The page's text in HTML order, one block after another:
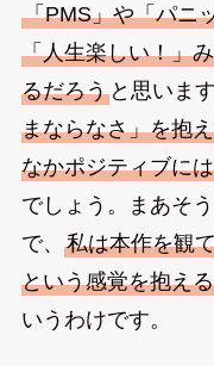
「PMS」や「パニ
「人生楽しい！」
るだろうと思いま
まならなさ」を抱
なかポジティブに
でしょう。まあそ
で、 私は本作を観
という感覚を抱え
いうわけです。